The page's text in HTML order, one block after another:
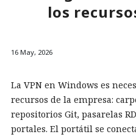
los
16 May, 2026
La VPN en Windows es
recursos de la empresa:
repositorios Git, pasarelas
portales. El portátil se